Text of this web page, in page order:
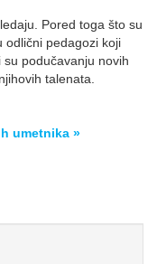
Pored toga što su
odlični pedagozi koji
podučavanju novih
talenata.
umetnika »